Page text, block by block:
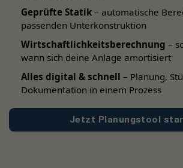
entlastet.
Lieferumfang
RCT Power Storage DC 10.0
Montagezubehör (herstellerabhängig,
Dokumentation
Geprüfte Statik – automatische
passenden Unterkonstruktion
Wirtschaftlichkeitsberechnung –
wann sich deine Anlage amortisiert
Alles digital & schnell – Planung,
Dokumentation in einem Prozess
Jetzt Planungstool